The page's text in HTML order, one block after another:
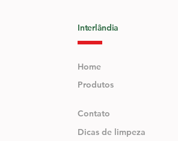
Interlândia
Home
Produtos
Contato
Dicas de limpeza